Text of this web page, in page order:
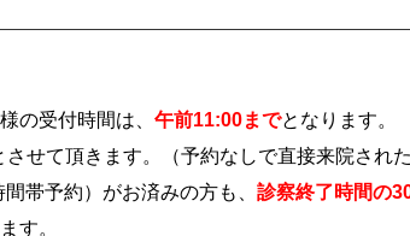
の受付時間は、 午前11:00までとなります。
させて頂きます。（予約なしで直接来院され
帯予約）がお済みの方も、 診察終了時間の
す。